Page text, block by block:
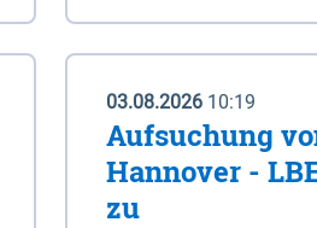
03.08.2026 10:19
Aufsuchung
Hannover -
zu